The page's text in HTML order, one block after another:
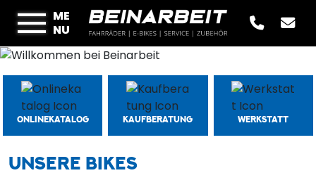
ME
NU
ONLINEKATALOG KAUFBERATUNG WERKSTATT
UNSERE BIKES